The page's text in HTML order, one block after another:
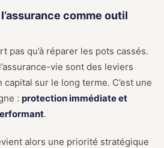
comme outil
pas qu’à réparer les pots cassés.
vie sont des leviers
sur le long terme. C’est une
: protection immédiate et
.
alors une priorité stratégique